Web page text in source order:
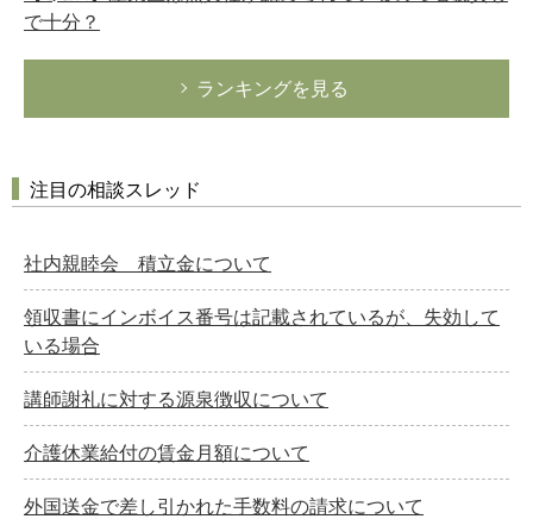
で十分？
ランキングを見る
注目の相談スレッド
社内親睦会 積立金について
領収書にインボイス番号は記載されているが、失効して
いる場合
講師謝礼に対する源泉徴収について
介護休業給付の賃金月額について
外国送金で差し引かれた手数料の請求について